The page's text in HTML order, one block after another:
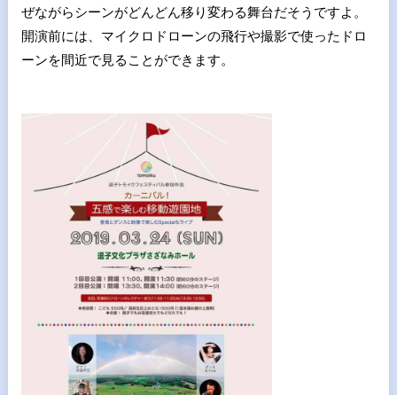
ぜながらシーンがどんどん移り変わる舞台だそうですよ。
開演前には、マイクロドローンの飛行や撮影で使ったドロ
ーンを間近で見ることができます。